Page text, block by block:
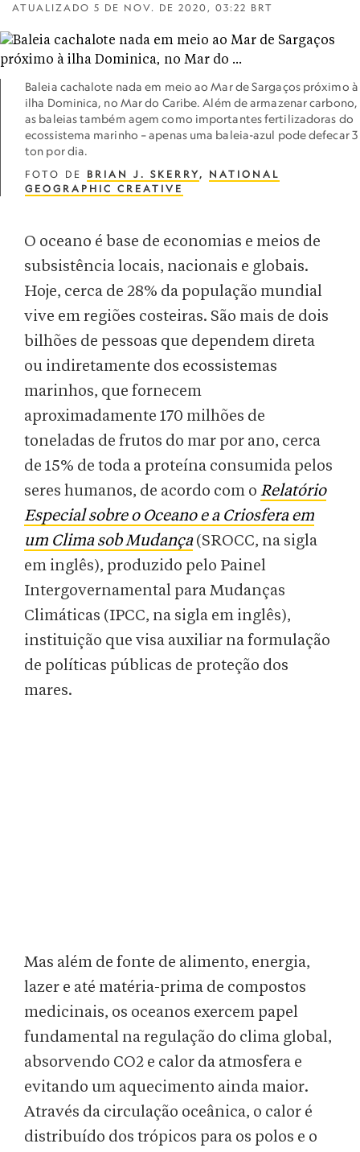
ATUALIZADO 5 DE NOV. DE 2020, 03:22 BRT
Baleia cachalote nada em meio ao Mar de Sargaços próximo à
ilha Dominica, no Mar do Caribe. Além de armazenar carbono,
as baleias também agem como importantes fertilizadoras do
ecossistema marinho – apenas uma baleia-azul pode defecar 3
ton por dia.
FOTO DE BRIAN J. SKERRY, NATIONAL
GEOGRAPHIC CREATIVE
O oceano é base de economias e meios de
subsistência locais, nacionais e globais.
Hoje, cerca de 28% da população mundial
vive em regiões costeiras. São mais de dois
bilhões de pessoas que dependem direta
ou indiretamente dos ecossistemas
marinhos, que fornecem
aproximadamente 170 milhões de
toneladas de frutos do mar por ano, cerca
de 15% de toda a proteína consumida pelos
seres humanos, de acordo com o Relatório
Especial sobre o Oceano e a Criosfera em
um Clima sob Mudança(SROCC, na sigla
em inglês), produzido pelo Painel
Intergovernamental para Mudanças
Climáticas (IPCC, na sigla em inglês),
instituição que visa auxiliar na formulação
de políticas públicas de proteção dos
mares.
Mas além de fonte de alimento, energia,
lazer e até matéria-prima de compostos
medicinais, os oceanos exercem papel
fundamental na regulação do clima global,
absorvendo CO2 e calor da atmosfera e
evitando um aquecimento ainda maior.
Através da circulação oceânica, o calor é
distribuído dos trópicos para os polos e o